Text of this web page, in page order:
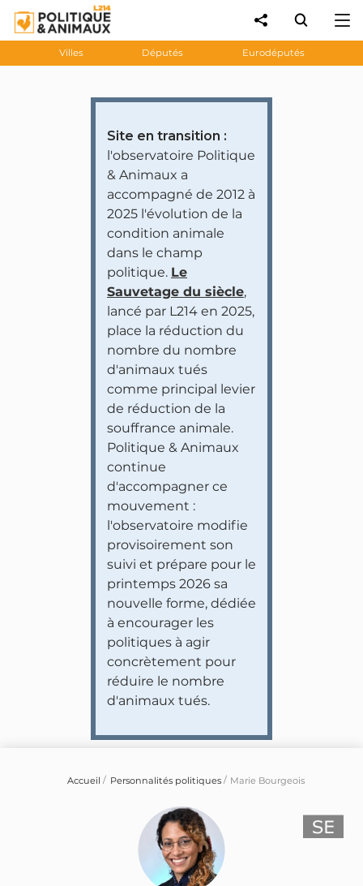
Villes Députés Eurodéputés
Site en transition :
l'observatoire Politique
& Animaux a
accompagné de 2012 à
2025 l'évolution de la
condition animale
dans le champ
politique. Le
Sauvetage du siècle,
lancé par L214 en 2025,
place la réduction du
nombre du nombre
d'animaux tués
comme principal levier
de réduction de la
souffrance animale.
Politique & Animaux
continue
d'accompagner ce
mouvement :
l'observatoire modifie
provisoirement son
suivi et prépare pour le
printemps 2026 sa
nouvelle forme, dédiée
à encourager les
politiques à agir
concrètement pour
réduire le nombre
d'animaux tués.
Accueil Personnalités politiques Marie Bourgeois